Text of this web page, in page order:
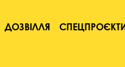
ДОЗВІЛЛЯ